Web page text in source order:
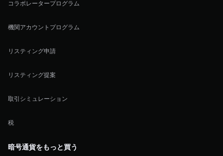
コラボレータープログラム
機関アカウントプログラム
リスティング申請
リスティング提案
取引シミュレーション
税
暗号通貨をもっと買う